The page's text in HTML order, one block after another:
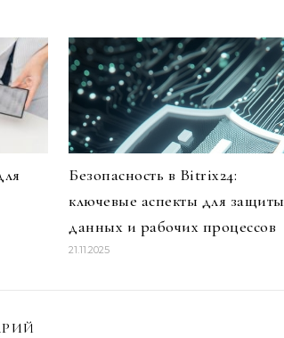
Безопасность в Bitrix24:
ключевые аспекты для защиты
данных и рабочих процессов
21.11.2025